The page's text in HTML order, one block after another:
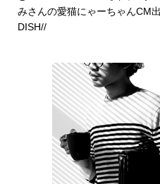
みさんの愛猫にゃーちゃん
DISH//